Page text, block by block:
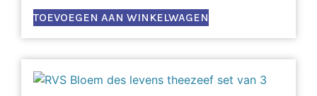
TOEVOEGEN AAN WINKELWAGEN